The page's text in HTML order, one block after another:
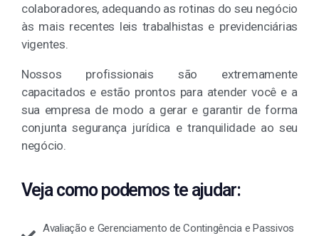
colaboradores, adequando as rotinas do seu negócio
às mais recentes leis trabalhistas e previdenciárias
vigentes.
Nossos profissionais são extremamente
capacitados e estão prontos para atender você e a
sua empresa de modo a gerar e garantir de forma
conjunta segurança jurídica e tranquilidade ao seu
negócio.
Veja como podemos te ajudar:
Avaliação e Gerenciamento de Contingência e Passivos